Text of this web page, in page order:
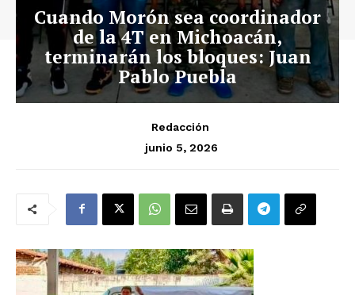
Cuando Morón sea coordinador
de la 4T en Michoacán,
terminarán los bloques: Juan
Pablo Puebla
Redacción
junio 5, 2026